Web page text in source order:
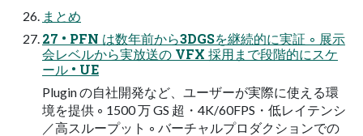
まとめ
27 • PFN は数年前から3DGSを継続的に実証 ◦ 展示
会レベルから実放送の VFX 採用まで段階的にスケ
ール • UE
Plugin の自社開発など、ユーザーが実際に使える環
境を提供 ◦ 1500 万 GS 超・4K/60FPS・低レイテンシ
／高スループット ◦ バーチャルプロダクションでの